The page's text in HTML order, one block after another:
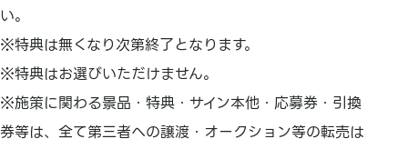
い。
※特典は無くなり次第終了となります。
※特典はお選びいただけません。
※施策に関わる景品・特典・サイン本他・応募券・引換
券等は、全て第三者への譲渡・オークション等の転売は